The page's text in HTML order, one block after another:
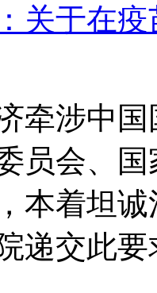
关于在
牵涉中
员会、
本着坦
递交此要